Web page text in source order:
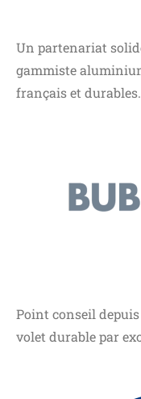
Un partenariat
gammiste
français et durables.
Point conseil
volet durable par